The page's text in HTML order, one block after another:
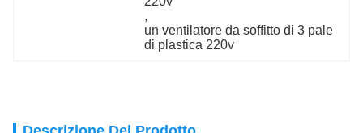
,
un ventilatore da soffitto di 3 pale
di plastica 220v